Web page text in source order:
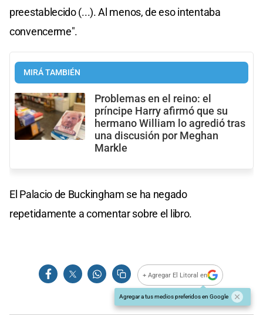
preestablecido (...). Al menos, de eso intentaba
convencerme".
MIRÁ TAMBIÉN
Problemas en el reino: el
príncipe Harry afirmó que su
hermano William lo agredió tras
una discusión por Meghan
Markle
El Palacio de Buckingham se ha negado
repetidamente a comentar sobre el libro.
+ Agregar El Litoral en
Agregar a tus medios preferidos en Google